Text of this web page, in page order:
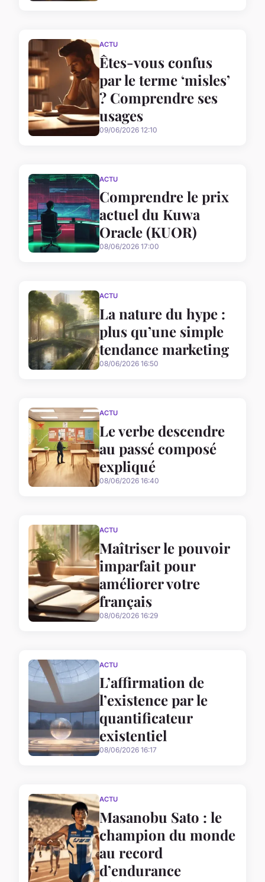
ACTU
Êtes-vous confus
par le terme ‘misles’
? Comprendre ses
usages
09/06/2026 12:10
ACTU
Comprendre le prix
actuel du Kuwa
Oracle (KUOR)
08/06/2026 17:00
ACTU
La nature du hype :
plus qu’une simple
tendance marketing
08/06/2026 16:50
ACTU
Le verbe descendre
au passé composé
expliqué
08/06/2026 16:40
ACTU
Maîtriser le pouvoir
imparfait pour
améliorer votre
français
08/06/2026 16:29
ACTU
L’affirmation de
l’existence par le
quantificateur
existentiel
08/06/2026 16:17
ACTU
Masanobu Sato : le
champion du monde
au record
d’endurance